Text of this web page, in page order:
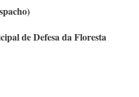
de Defesa da Floresta